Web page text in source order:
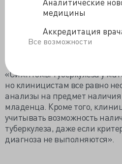
медицины
Аккредитация
Все возможности
туберкулеза, а еще у
долгосрочные осложнения,
пациентов и задержку
«Симптомы туберкулеза у
но клиницистам все равно
анализы на предмет наличия
младенца. Кроме того,
учитывать возможность
туберкулеза, даже если
диагноза не выполняются».